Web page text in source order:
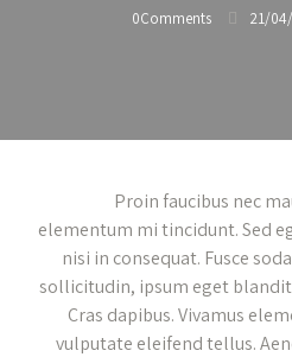
21/
0Comments
Proin faucibus nec
elementum mi tincidunt. Sed
nisi in consequat. Fusce
sollicitudin, ipsum eget
Cras dapibus. Vivamus
vulputate eleifend tellus.